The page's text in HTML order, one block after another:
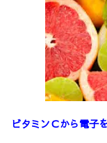
ビタミンＣから電子